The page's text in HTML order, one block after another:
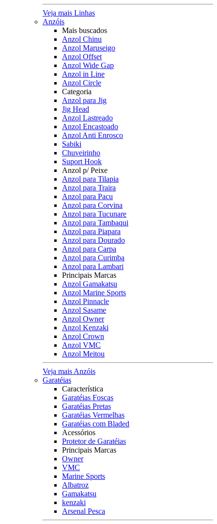
Veja mais Linhas
Anzóis
Mais buscados
Anzol Chinu
Anzol Maruseigo
Anzol Offset
Anzol Wide Gap
Anzol in Line
Anzol Circle
Categoria
Anzol para Jig
Jig Head
Anzol Lastreado
Anzol Encastoado
Anzol Anti Enrosco
Sabiki
Chuveirinho
Suport Hook
Anzol p/ Peixe
Anzol para Tilapia
Anzol para Traira
Anzol para Pacu
Anzol para Corvina
Anzol para Tucunare
Anzol para Tambaqui
Anzol para Piapara
Anzol para Dourado
Anzol para Carpa
Anzol para Curimba
Anzol para Lambari
Principais Marcas
Anzol Gamakatsu
Anzol Marine Sports
Anzol Pinnacle
Anzol Sasame
Anzol Owner
Anzol Kenzaki
Anzol Crown
Anzol VMC
Anzol Meitou
Veja mais Anzóis
Garatéias
Característica
Garatéias Foscas
Garatéias Pretas
Garatéias Vermelhas
Garatéias com Bladed
Acessórios
Protetor de Garatéias
Principais Marcas
Owner
VMC
Marine Sports
Albatroz
Gamakatsu
kenzaki
Arsenal Pesca